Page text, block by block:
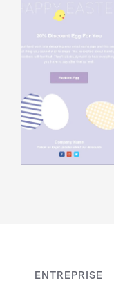
ENTREPRISE